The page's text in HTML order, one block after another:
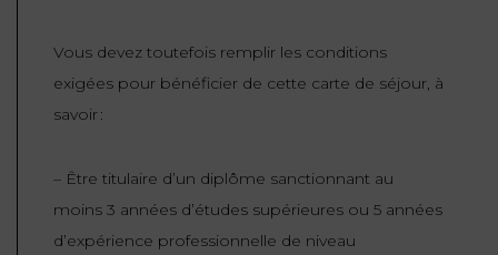
Vous devez toutefois remplir les conditions
exigées pour bénéficier de cette carte de séjour, à
savoir :
– Être titulaire d’un diplôme sanctionnant au
moins 3 années d’études supérieures ou 5 années
d’expérience professionnelle de niveau